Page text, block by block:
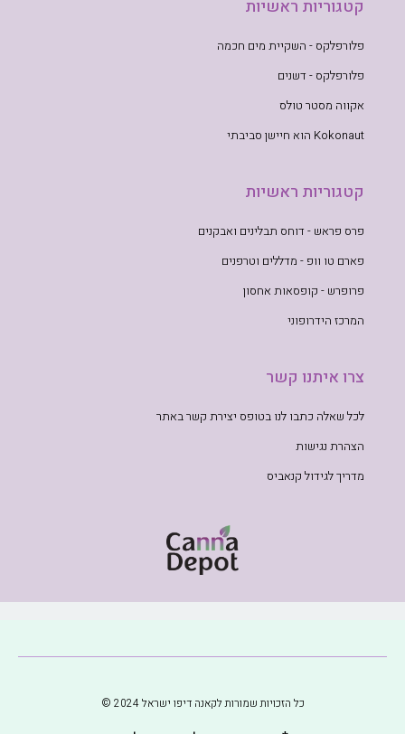
קטגוריות ראשיות
פלורפלקס - השקיית מים חכמה
פלורפלקס - דשנים
אקווה מסטר טולס
Kokonaut הוא חיישן סביבתי
קטגוריות ראשיות
פרס פראש - דוחס תבלינים ואבקנים
פארם טו וופ - מדללים וטרפנים
פרופרש - קופסאות אחסון
המרכז הידרופוני
צרו איתנו קשר
לכל שאלה כתבו לנו בטופס יצירת קשר באתר
הצהרת נגישות
מדריך לגידול קנאביס
כל הזכויות שמורות לקאנה דיפו ישראל 2024 ©